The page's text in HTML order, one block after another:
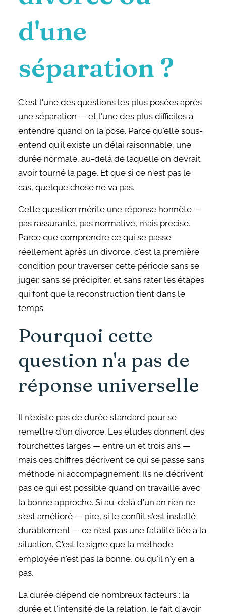
d'une
séparation ?
C'est l'une des questions les plus posées après
une séparation — et l'une des plus difficiles à
entendre quand on la pose. Parce qu'elle sous-
entend qu'il existe un délai raisonnable, une
durée normale, au-delà de laquelle on devrait
avoir tourné la page. Et que si ce n'est pas le
cas, quelque chose ne va pas.
Cette question mérite une réponse honnête —
pas rassurante, pas normative, mais précise.
Parce que comprendre ce qui se passe
réellement après un divorce, c'est la première
condition pour traverser cette période sans se
juger, sans se précipiter, et sans rater les étapes
qui font que la reconstruction tient dans le
temps.
Pourquoi cette
question n'a pas de
réponse universelle
Il n'existe pas de durée standard pour se
remettre d'un divorce. Les études donnent des
fourchettes larges — entre un et trois ans —
mais ces chiffres décrivent ce qui se passe sans
méthode ni accompagnement. Ils ne décrivent
pas ce qui est possible quand on travaille avec
la bonne approche. Si au-delà d'un an rien ne
s'est amélioré — pire, si le conflit s'est installé
durablement — ce n'est pas une fatalité liée à la
situation. C'est le signe que la méthode
employée n'est pas la bonne, ou qu'il n'y en a
pas.
La durée dépend de nombreux facteurs : la
durée et l'intensité de la relation, le fait d'avoir